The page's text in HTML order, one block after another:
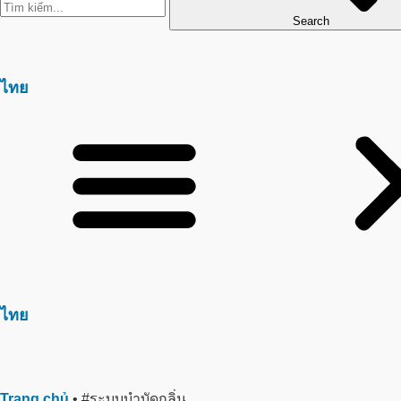
Search
ไทย
ไทย